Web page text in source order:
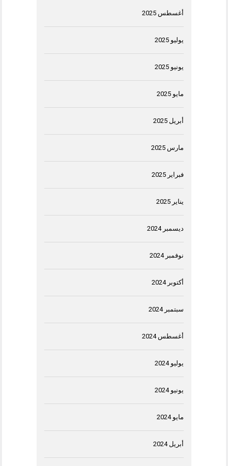
أغسطس 2025
يوليو 2025
يونيو 2025
مايو 2025
أبريل 2025
مارس 2025
فبراير 2025
يناير 2025
ديسمبر 2024
نوفمبر 2024
أكتوبر 2024
سبتمبر 2024
أغسطس 2024
يوليو 2024
يونيو 2024
مايو 2024
أبريل 2024